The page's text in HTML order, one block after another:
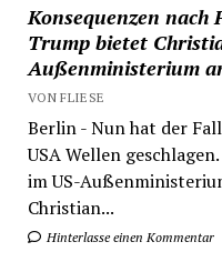
Konsequenzen nach
Trump bietet
Außenministerium
VON FLIESE
Berlin - Nun hat der
USA Wellen
im US-
Christian...
Hinterlasse einen Kommentar